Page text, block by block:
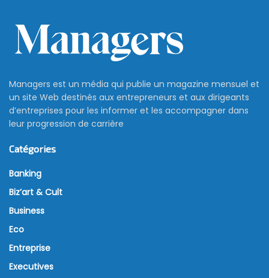
Managers est un média qui publie un magazine mensuel et
un site Web destinés aux entrepreneurs et aux dirigeants
d’entreprises pour les informer et les accompagner dans
leur progression de carrière
Catégories
Banking
Biz’art & Cult
Business
Eco
Entreprise
Executives